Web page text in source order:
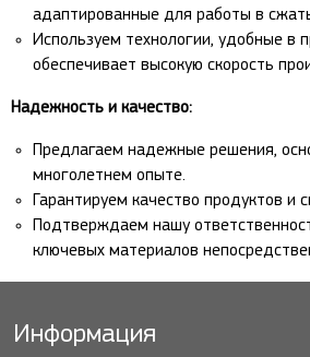
адаптированные для работы в
Используем технологии, удобные в
обеспечивает высокую скорость
Надежность и качество:
Предлагаем надежные решения,
многолетнем опыте.
Гарантируем качество продуктов и
Подтверждаем нашу
ключевых материалов
Информация